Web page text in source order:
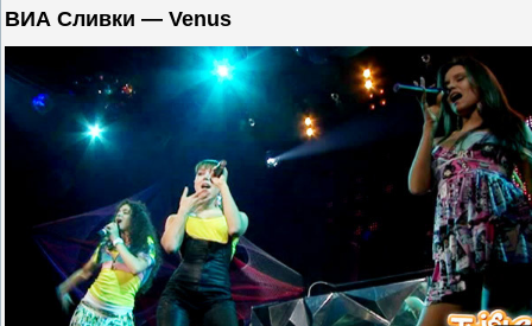
ВИА Сливки — Venus